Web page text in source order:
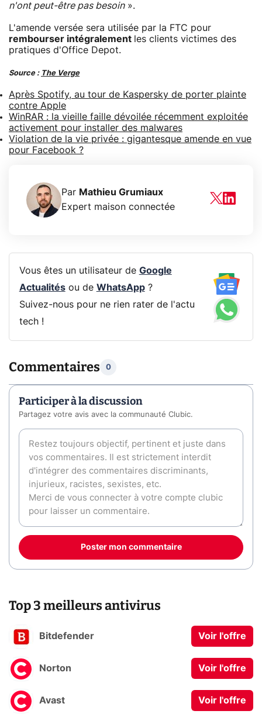
n'ont peut-être pas besoin».
L'amende versée sera utilisée par la FTC pour
rembourser intégralement les clients victimes des
pratiques d'Office Depot.
Source : The Verge
Après Spotify, au tour de Kaspersky de porter plainte
contre Apple
WinRAR : la vieille faille dévoilée récemment exploitée
activement pour installer des malwares
Violation de la vie privée : gigantesque amende en vue
pour Facebook ?
Par Mathieu Grumiaux
Expert maison connectée
Vous êtes un utilisateur de Google
Actualitésou de WhatsApp?
Suivez-nous pour ne rien rater de l'actu
tech !
Commentaires 0
Participer à la discussion
Partagez votre avis avec la communauté Clubic.
Poster mon commentaire
Top 3 meilleurs antivirus
Bitdefender Voir l'offre
Norton Voir l'offre
Avast Voir l'offre